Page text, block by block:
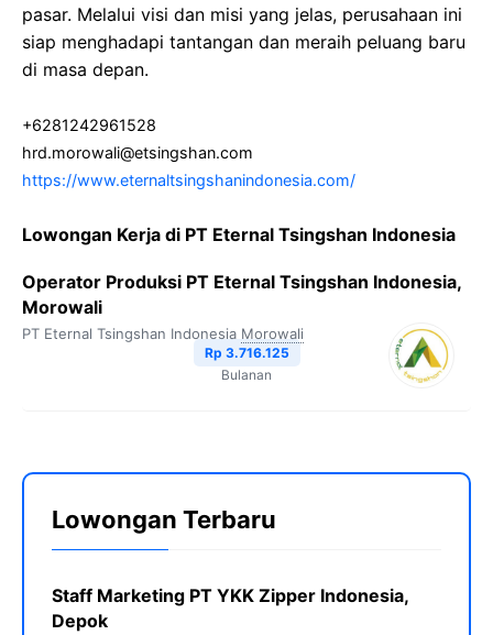
pasar. Melalui visi dan misi yang jelas, perusahaan ini
siap menghadapi tantangan dan meraih peluang baru
di masa depan.
+6281242961528
hrd.morowali@etsingshan.com
https://www.eternaltsingshanindonesia.com/
Lowongan Kerja di PT Eternal Tsingshan Indonesia
Operator Produksi PT Eternal Tsingshan Indonesia,
Morowali
PT Eternal Tsingshan Indonesia Morowali
Rp 3.716.125
Bulanan
Lowongan Terbaru
Staff Marketing PT YKK Zipper Indonesia,
Depok